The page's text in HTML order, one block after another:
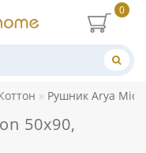
0
Рушник Arya
50x90,